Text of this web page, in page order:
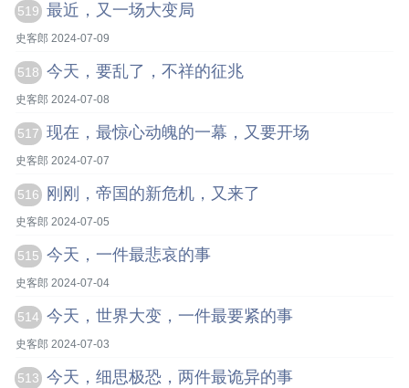
519 最近，又一场大变局
史客郎 2024-07-09
518 今天，要乱了，不祥的征兆
史客郎 2024-07-08
517 现在，最惊心动魄的一幕，又要开场
史客郎 2024-07-07
516 刚刚，帝国的新危机，又来了
史客郎 2024-07-05
515 今天，一件最悲哀的事
史客郎 2024-07-04
514 今天，世界大变，一件最要紧的事
史客郎 2024-07-03
513 今天，细思极恐，两件最诡异的事